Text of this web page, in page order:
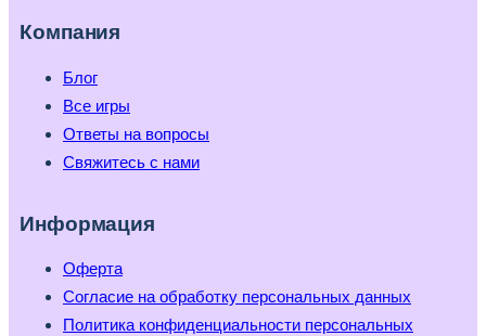
Компания
Блог
Все игры
Ответы на вопросы
Свяжитесь с нами
Информация
Оферта
Согласие на обработку персональных данных
Политика конфиденциальности персональных